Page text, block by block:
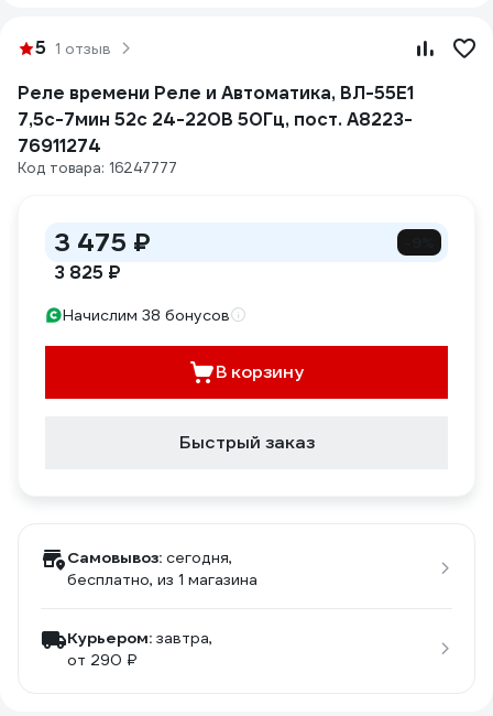
5 1 отзыв
Реле времени Реле и Автоматика, ВЛ-55Е1
7,5с-7мин 52с 24-220В 50Гц, пост. A8223-
76911274
Код товара: 16247777
3 475 ₽
3 825 ₽
Начислим 38 бонусов
В корзину
Быстрый заказ
Самовывоз: сегодня,
бесплатно, из 1 магазина
Курьером: завтра,
от 290 ₽